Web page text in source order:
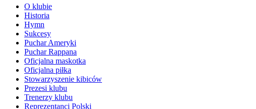
O klubie
Historia
Hymn
Sukcesy
Puchar Ameryki
Puchar Rappana
Oficjalna maskotka
Oficjalna piłka
Stowarzyszenie kibiców
Prezesi klubu
Trenerzy klubu
Reprezentanci Polski